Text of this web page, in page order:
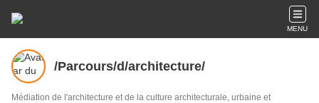
MENU
/Parcours/d/architecture/
Médiation de l'architecture et de la culture architecturale, urbaine et